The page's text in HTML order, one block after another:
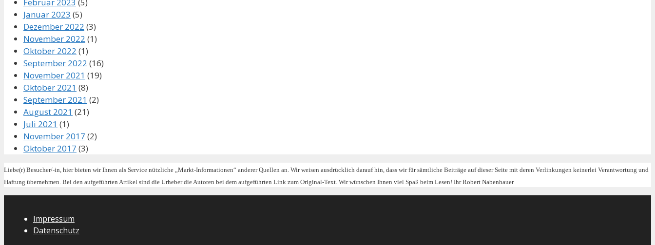
Januar 2023 (5)
Dezember 2022 (3)
November 2022 (1)
Oktober 2022 (1)
September 2022 (16)
November 2021 (19)
Oktober 2021 (8)
September 2021 (2)
August 2021 (21)
Juli 2021 (1)
November 2017 (2)
Oktober 2017 (3)
Liebe(r) Besucher/-in, hier bieten wir Ihnen als Service nützliche „Markt-Informationen“ anderer Quellen an. Wir weisen ausdrücklich darauf hin, dass wir für sämtliche Beiträge auf dieser Seite mit deren Verlinkungen keinerlei Verantwortung und
Haftung übernehmen. Bei den aufgeführten Artikel sind die Urheber die Autoren bei dem aufgeführten Link zum Original-Text. Wir wünschen Ihnen viel Spaß beim Lesen! Ihr Robert Nabenhauer
Impressum
Datenschutz